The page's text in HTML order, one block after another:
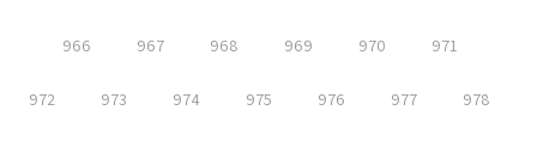
966 967 968 969 970 971
972 973 974 975 976 977 978